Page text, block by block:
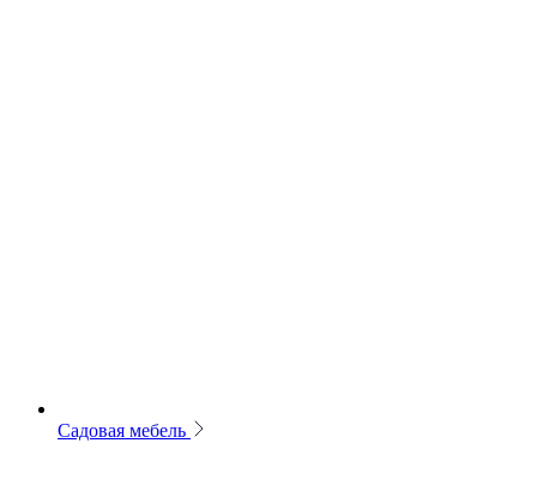
Садовая мебель